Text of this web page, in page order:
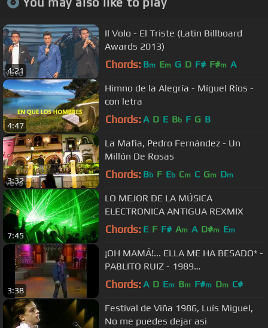
4:21
Il Volo - El Triste (Latin Billboard
Awards 2013)
Chords: Bm Em G D F# F#m A
4:47
Himno de la Alegría - Míguel Ríos -
con letra
Chords: A D E Bb F G B
3:32
La Mafia, Pedro Fernández - Un
Millón De Rosas
Chords: Bb F Eb Cm C Gm Dm
7:45
LO MEJOR DE LA MÚSICA
ELECTRONICA ANTIGUA REXMIX
Chords: E F F# Am A D#m Em
3:38
¡OH MAMÁ!... ELLA ME HA BESADO* -
PABLITO RUIZ - 1989
(REMASTERIZADO)
Chords: A D Em Bm F#m Dm C#
Festival de Viña 1986, Luís Miguel,
No me puedes dejar asi